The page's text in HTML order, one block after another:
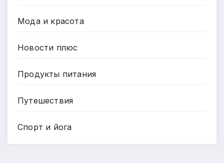
Мода и красота
Новости плюс
Продукты питания
Путешествия
Спорт и йога